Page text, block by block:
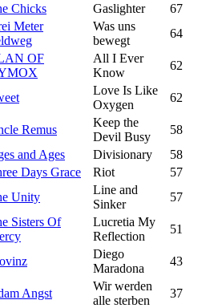
Chicks Gaslighter
67
Meter
Was uns
bewegt
64
OF
All I Ever
Know
62
Love Is Like
Oxygen
62
Remus
Keep the
Devil Busy
58
and Ages Divisionary
58
Days Grace Riot
57
Unity
Line and
Sinker
57
Sisters Of
Lucretia My
Reflection
51
Diego
Maradona
43
Angst
Wir werden
alle sterben
37